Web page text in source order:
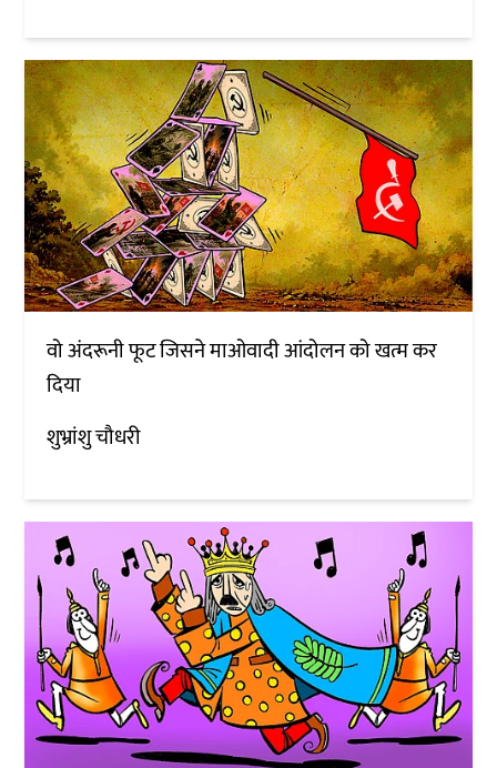
वो अंदरूनी फूट जिसने माओवादी आंदोलन को खत्म कर
दिया
शुभ्रांशु चौधरी